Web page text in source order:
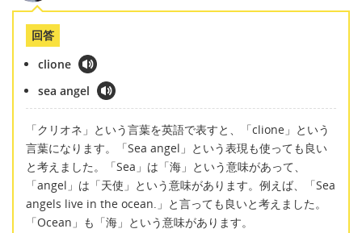
回答
clione
sea angel
「クリオネ」という言葉を英語で表すと、「clione」という
言葉になります。「Sea angel」という表現も使っても良い
と考えました。「Sea」は「海」という意味があって、
「angel」は「天使」という意味があります。例えば、「Sea
angels live in the ocean.」と言っても良いと考えました。
「Ocean」も「海」という意味があります。